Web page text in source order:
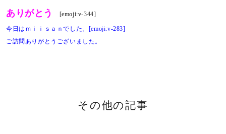
ありがとう
[emoji:v-344]
今日はｍｉｉｓａｎでした。[emoji:v-283]
ご訪問ありがとうございました。
その他の記事